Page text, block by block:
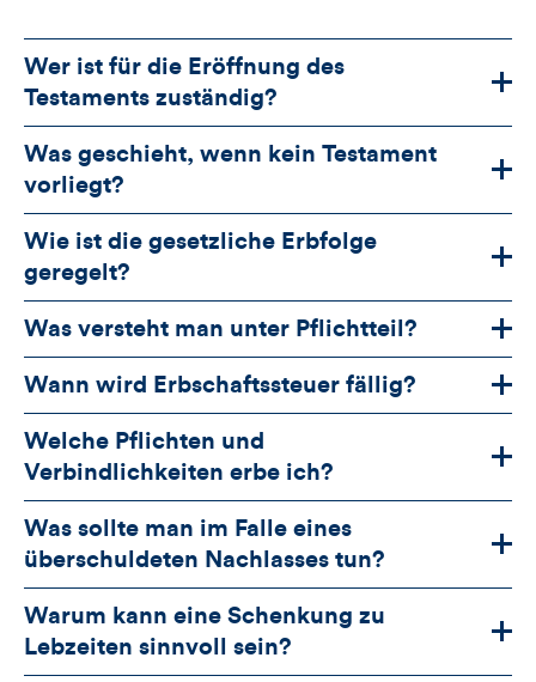
Wer ist für die Eröffnung des
Testaments zuständig?
Was geschieht, wenn kein Testament
vorliegt?
Wie ist die gesetzliche Erbfolge
geregelt?
Was versteht man unter Pflichtteil?
Wann wird Erbschaftssteuer fällig?
Welche Pflichten und
Verbindlichkeiten erbe ich?
Was sollte man im Falle eines
überschuldeten Nachlasses tun?
Warum kann eine Schenkung zu
Lebzeiten sinnvoll sein?